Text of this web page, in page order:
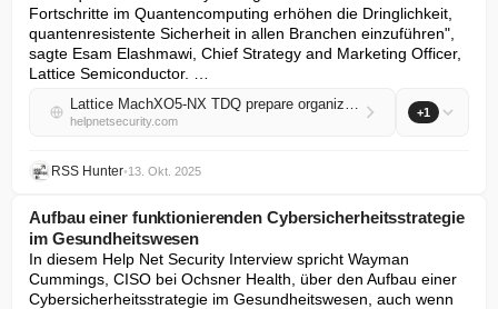
Fortschritte im Quantencomputing erhöhen die Dringlichkeit,
quantenresistente Sicherheit in allen Branchen einzuführen",
sagte Esam Elashmawi, Chief Strategy and Marketing Officer,
Lattice Semiconductor. …
Lattice MachXO5-NX TDQ prepare organizations for quantum-era security threats
helpnetsecurity.com
+1
RSS Hunter•13. Okt. 2025
Aufbau einer funktionierenden Cybersicherheitsstrategie
im Gesundheitswesen
In diesem Help Net Security Interview spricht Wayman
Cummings, CISO bei Ochsner Health, über den Aufbau einer
Cybersicherheitsstrategie im Gesundheitswesen, auch wenn